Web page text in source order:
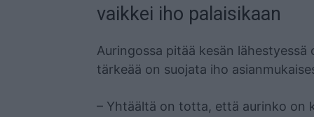
vaikkei iho palaisikaan
Auringossa pitää kesän
tärkeää on suojata iho
– Yhtäältä on totta, että aurinko on